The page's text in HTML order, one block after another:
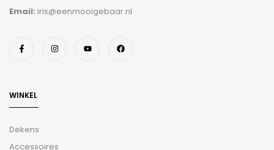
Email: iris@eenmooigebaar.nl
WINKEL
Dekens
Accessoires